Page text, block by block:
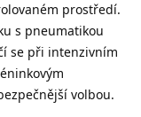
prostředí.
s pneumatikou
se při intenzivním
volbou.